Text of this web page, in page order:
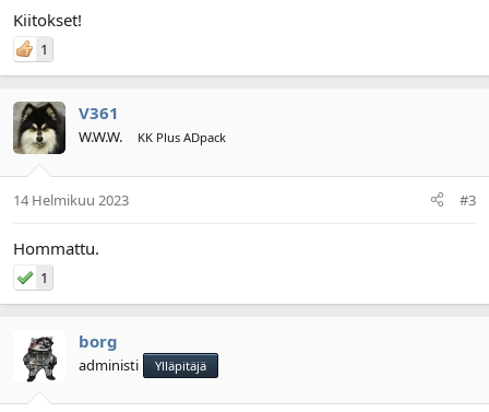
Kiitokset!
1
V361
W.W.W. KK Plus ADpack
14 Helmikuu 2023 #3
Hommattu.
1
borg
administi Ylläpitäjä